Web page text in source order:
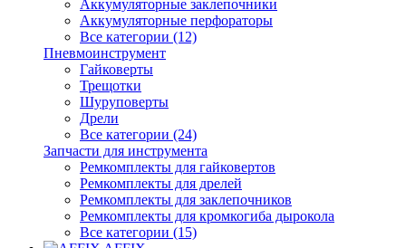
Аккумуляторные заклепочники
Аккумуляторные перфораторы
Все категории (12)
Пневмоинструмент
Гайковерты
Трещотки
Шуруповерты
Дрели
Все категории (24)
Запчасти для инструмента
Ремкомплекты для гайковертов
Ремкомплекты для дрелей
Ремкомплекты для заклепочников
Ремкомплекты для кромкогиба дырокола
Все категории (15)